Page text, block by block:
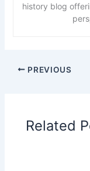
history blog
PREVIOUS
Related